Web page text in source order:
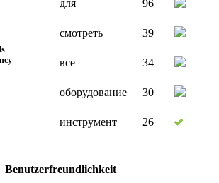
для
96
смотреть 39
все 34
оборудование 30
инструмент 26
Benutzerfreundlichkeit